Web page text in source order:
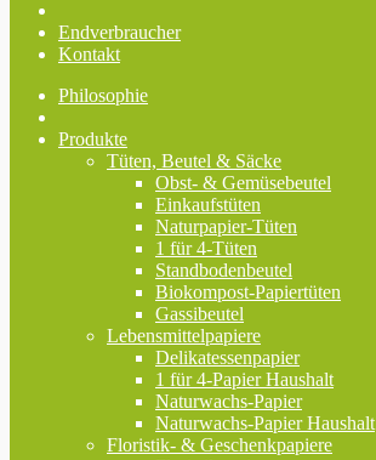
Endverbraucher
Kontakt
Philosophie
Produkte
Tüten, Beutel & Säcke
Obst- & Gemüsebeutel
Einkaufstüten
Naturpapier-Tüten
1 für 4-Tüten
Standbodenbeutel
Biokompost-Papiertüten
Gassibeutel
Lebensmittelpapiere
Delikatessenpapier
1 für 4-Papier Haushalt
Naturwachs-Papier
Naturwachs-Papier Haushalt
Floristik- & Geschenkpapiere